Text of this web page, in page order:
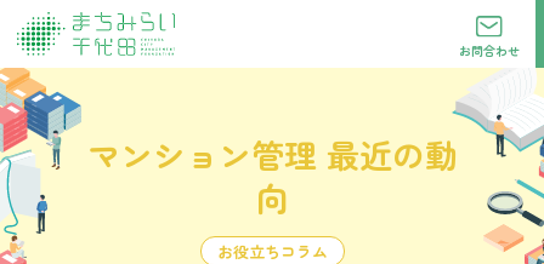
お問合わせ
マンション管理 最近の動
向
お役立ちコラム